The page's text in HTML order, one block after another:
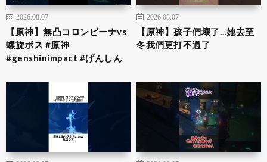
2026.08.07
【原神】無凸コロンビーナvs
螺旋ボス #原神
#genshinimpact #げんしん
2026.08.07
【原神】孩子們壞了…她去至
冬我們更打不過了